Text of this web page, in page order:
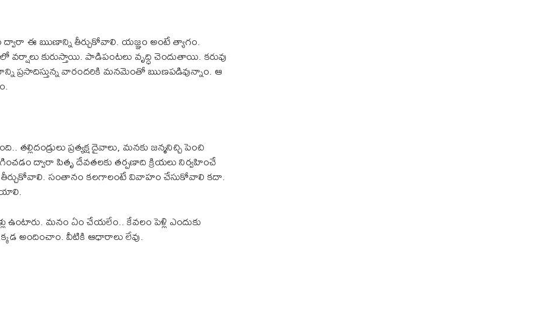
ఈ ఋణాన్ని తీర్చుకోవాలి. యజ్ఞం అంటే త్యాగం.
వర్షాలు కురుస్తాయి. పాడిపంటలు వృద్ధి చెందుతాయి. కరువు
ప్రసాదిస్తున్న వారందరికి మనమెంతో ఋణపడివున్నాం. ఆ
ప్రత్యక్ష దైవాలు, మనకు జన్మనిచ్చి పెంచి
ద్వారా పితృ దేవతలకు తర్పణాది క్రియలు నిర్వహించే
సంతానం కలగాలంటే వివాహం చేసుకోవాలి కదా.
ఉంటారు. మనం ఏం చేయలేం.. కేవలం పెళ్లి ఎందుకు
అందించాం. వీటికి ఆధారాలు లేవు.